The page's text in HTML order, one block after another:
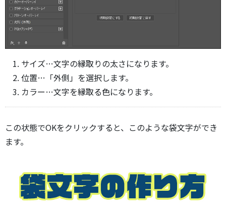
サイズ…文字の縁取りの太さになります。
位置…「外側」を選択します。
カラー…文字を縁取る色になります。
この状態でOKをクリックすると、このような袋文字ができ
ます。